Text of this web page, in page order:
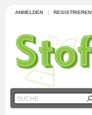
ANMELDEN REGISTRIEREN
SUCHE